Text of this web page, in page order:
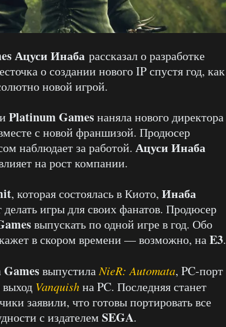
Ацуси Инаба рассказал о разработке
о создании нового IP спустя год, как
новой игрой.
Platinum Gamesнаняла нового директора
с новой франшизой. Продюсер
наблюдает за работой. Ацуси Инаба
на рост компании.
, которая состоялась в Киото, Инаба
делать игры для своих фанатов. Продюсер
выпускать по одной игре в год. Обо
в скором времени — возможно, наE3.
выпустилаNieR: Automata, PC-порт
Vanquishна PC. Последняя станет
заявили, что готовы портировать все
с издателем SEGA.